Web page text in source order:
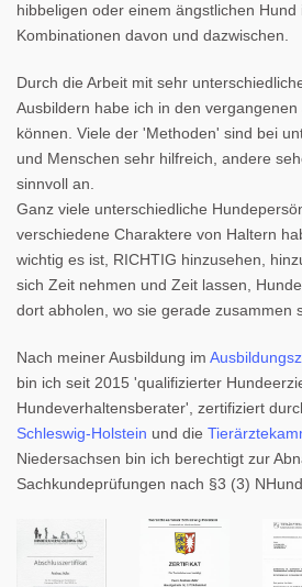
hibbeligen oder einem ängstlichen
Kombinationen davon und dazwischen.
Durch die Arbeit mit sehr
Ausbildern habe ich in den
können. Viele der 'Methoden' sind bei
und Menschen sehr hilfreich, andere
sinnvoll an.
Ganz viele unterschiedliche
verschiedene Charaktere von Haltern
wichtig es ist, RICHTIG hinzusehen,
sich Zeit nehmen und Zeit lassen,
dort abholen, wo sie gerade zusammen
Nach meiner Ausbildung im
bin ich seit 2015 'qualifizierter
Hundeverhaltensberater', zertifiziert
Schleswig-Holstein und die
Niedersachsen bin ich berechtigt zur
Sachkundeprüfungen nach §3 (3)